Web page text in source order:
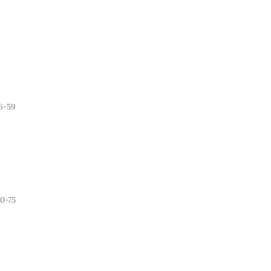
59
75